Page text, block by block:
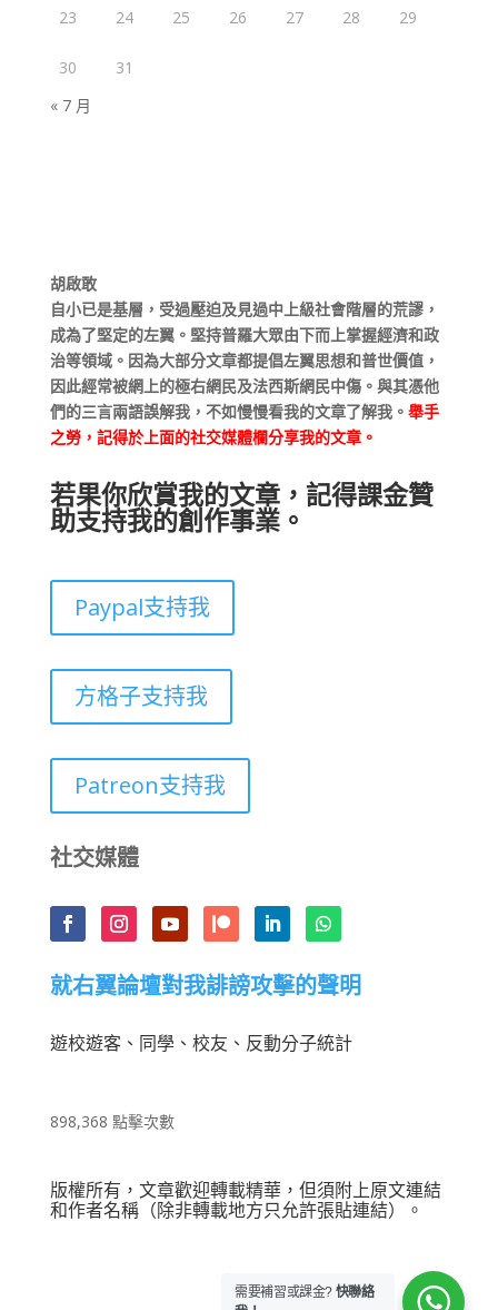
23 24 25 26 27 28 29
30
31
« 7 月
胡啟敢
自小已是基層，受過壓迫及見過中上級社會階層的荒謬，
成為了堅定的左翼。堅持普羅大眾由下而上掌握經濟和政
治等領域。因為大部分文章都提倡左翼思想和普世價值，
因此經常被網上的極右網民及法西斯網民中傷。與其憑他
們的三言兩語誤解我，不如慢慢看我的文章了解我。 舉手
之勞，記得於上面的社交媒體欄分享我的文章。
若果你欣賞我的文章，記得課金贊
助支持我的創作事業。
Paypal支持我
方格子支持我
Patreon支持我
社交媒體
就右翼論壇對我誹謗攻擊的聲明
遊校遊客、同學、校友、反動分子統計
898,368 點擊次數
版權所有，文章歡迎轉載精華，但須附上原文連結
和作者名稱（除非轉載地方只允許張貼連結）。
需要補習或課金? 快聯絡